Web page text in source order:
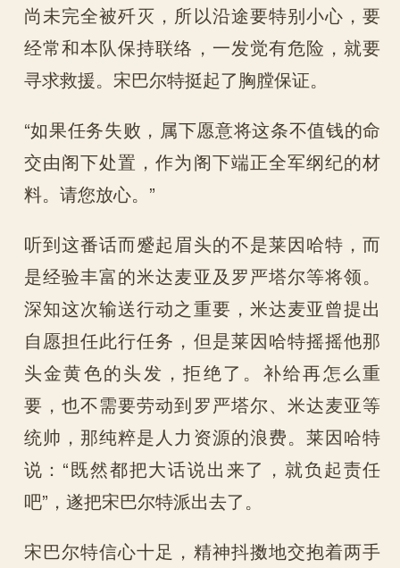
尚未完全被歼灭，所以沿途要特别小心，要
经常和本队保持联络，一发觉有危险，就要
寻求救援。宋巴尔特挺起了胸膛保证。
“如果任务失败，属下愿意将这条不值钱的命
交由阁下处置，作为阁下端正全军纲纪的材
料。请您放心。”
听到这番话而蹙起眉头的不是莱因哈特，而
是经验丰富的米达麦亚及罗严塔尔等将领。
深知这次输送行动之重要，米达麦亚曾提出
自愿担任此行任务，但是莱因哈特摇摇他那
头金黄色的头发，拒绝了。补给再怎么重
要，也不需要劳动到罗严塔尔、米达麦亚等
统帅，那纯粹是人力资源的浪费。莱因哈特
说：“既然都把大话说出来了，就负起责任
吧”，遂把宋巴尔特派出去了。
宋巴尔特信心十足，精神抖擞地交抱着两手